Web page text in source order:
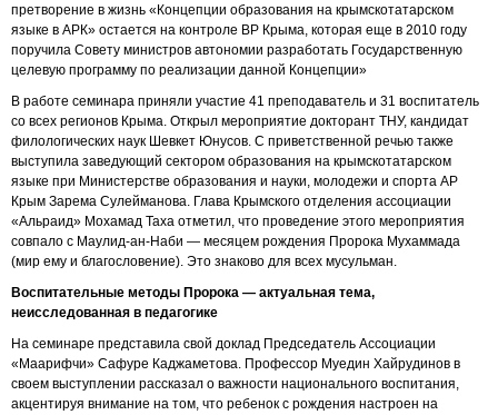
претворение в жизнь «Концепции образования на крымскотатарском
языке в АРК» остается на контроле ВР Крыма, которая еще в 2010 году
поручила Совету министров автономии разработать Государственную
целевую программу по реализации данной Концепции»
В работе семинара приняли участие 41 преподаватель и 31 воспитатель
со всех регионов Крыма. Открыл мероприятие докторант ТНУ, кандидат
филологических наук Шевкет Юнусов. С приветственной речью также
выступила заведующий сектором образования на крымскотатарском
языке при Министерстве образования и науки, молодежи и спорта АР
Крым Зарема Сулейманова. Глава Крымского отделения ассоциации
«Альраид» Мохамад Таха отметил, что проведение этого мероприятия
совпало с Маулид-ан-Наби — месяцем рождения Пророка Мухаммада
(мир ему и благословение). Это знаково для всех мусульман.
Воспитательные методы Пророка — актуальная тема,
неисследованная в педагогике
На семинаре представила свой доклад Председатель Ассоциации
«Маарифчи» Сафуре Каджаметова. Профессор Муедин Хайрудинов в
своем выступлении рассказал о важности национального воспитания,
акцентируя внимание на том, что ребенок с рождения настроен на